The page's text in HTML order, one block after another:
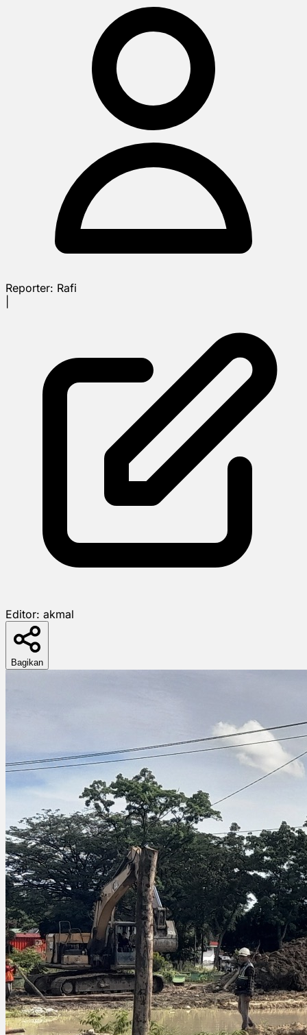
Reporter: Rafi
Editor: akmal
Bagikan